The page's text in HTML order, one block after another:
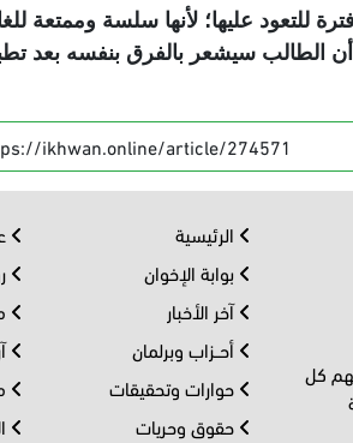
للتعود عليها؛ لأنها سلسة وممتعة
سيشعر بالفرق بنفسه بعد
ikhwan.online/article/274571
كل
الرئيسية
بوابة الإخوان
آخر الأخبار
أحــزاب وبرلمان
حوارات وتحقيقات
حقوق وحريات